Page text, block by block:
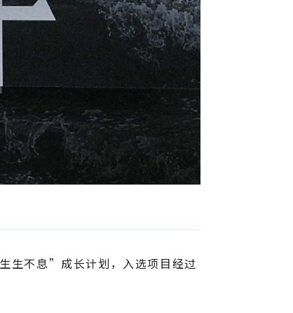
生不息”成长计划，入选项目经过